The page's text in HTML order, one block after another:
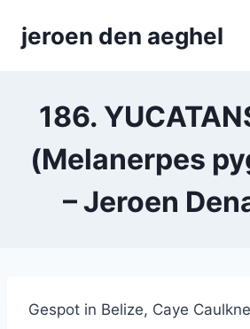
jeroen den aeghel
186.
(Melanerpes
– Jeroen
Gespot in Belize, Caye